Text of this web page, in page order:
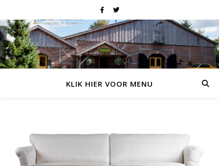
KLIK HIER VOOR MENU